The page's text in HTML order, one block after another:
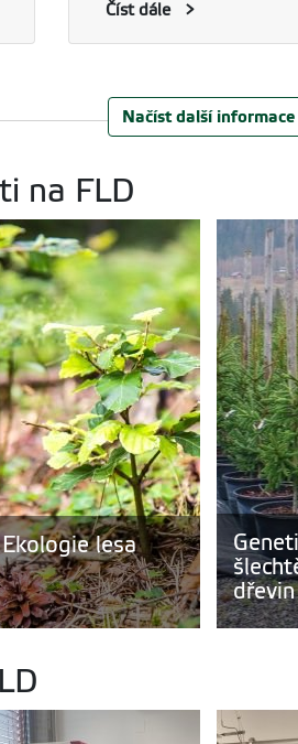
Číst dále
Načíst další informace
na FLD
Ekologie lesa
dřevin